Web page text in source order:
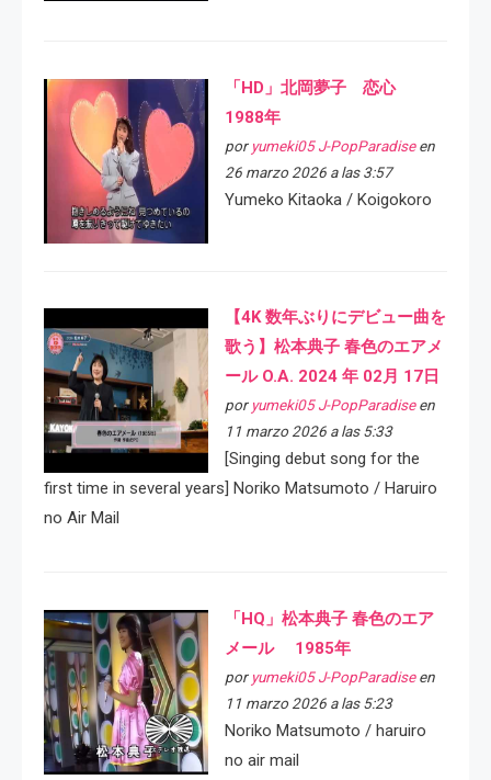
「HD」北岡夢子 恋心
1988年
por yumeki05 J-PopParadiseen
26 marzo 2026 a las 3:57
Yumeko Kitaoka / Koigokoro
【4K 数年ぶりにデビュー曲を
歌う】松本典子 春色のエアメ
ール O.A. 2024 年 02月 17日
por yumeki05 J-PopParadiseen
11 marzo 2026 a las 5:33
[Singing debut song for the
first time in several years] Noriko Matsumoto / Haruiro
no Air Mail
「HQ」松本典子 春色のエア
メール 1985年
por yumeki05 J-PopParadiseen
11 marzo 2026 a las 5:23
Noriko Matsumoto / haruiro
no air mail